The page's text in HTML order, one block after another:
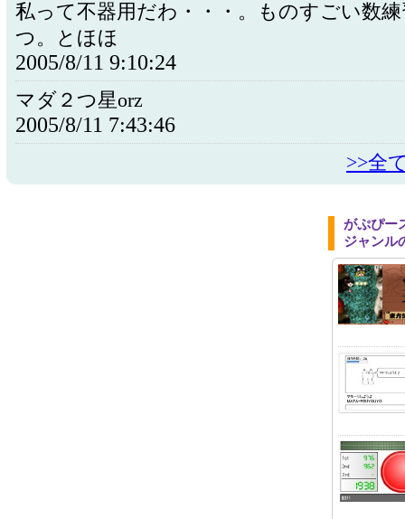
私って不器用だわ・・・。ものすごい数
つ。とほほ
2005/8/11 9:10:24
マダ２つ星orz
2005/8/11 7:43:46
>>全
がぷぴー
ジャンル